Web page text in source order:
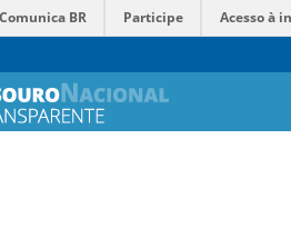
Comunica BR Participe Acesso à